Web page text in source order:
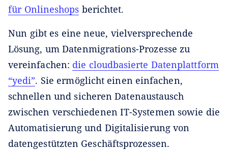
für Onlineshops berichtet.
Nun gibt es eine neue, vielversprechende
Lösung, um Datenmigrations-Prozesse zu
vereinfachen: die cloudbasierte Datenplattform
“yedi”. Sie ermöglicht einen einfachen,
schnellen und sicheren Datenaustausch
zwischen verschiedenen IT-Systemen sowie die
Automatisierung und Digitalisierung von
datengestützten Geschäftsprozessen.